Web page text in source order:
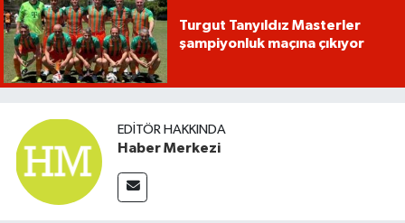
Turgut Tanyıldız Masterler
şampiyonluk maçına çıkıyor
EDITÖR HAKKINDA
Haber Merkezi